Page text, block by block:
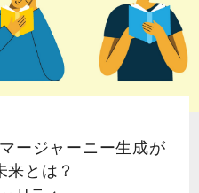
ージャーニー生成が
来とは？